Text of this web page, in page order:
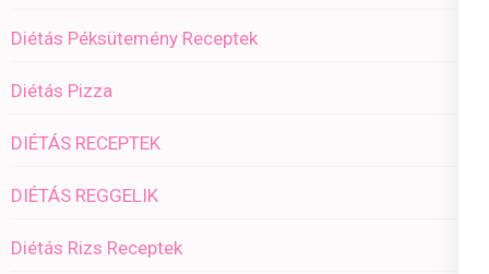
Diétás Péksütemény Receptek
Diétás Pizza
DIÉTÁS RECEPTEK
DIÉTÁS REGGELIK
Diétás Rizs Receptek